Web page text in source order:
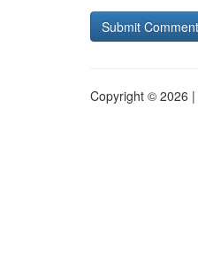
Copyright © 2026 |